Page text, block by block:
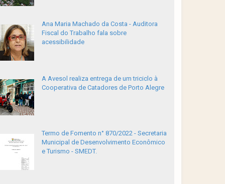
Ana Maria Machado da Costa - Auditora
Fiscal do Trabalho fala sobre
acessibilidade
A Avesol realiza entrega de um triciclo à
Cooperativa de Catadores de Porto Alegre
Termo de Fomento n° 870/2022 - Secretaria
Municipal de Desenvolvimento Econômico
e Turismo - SMEDT.